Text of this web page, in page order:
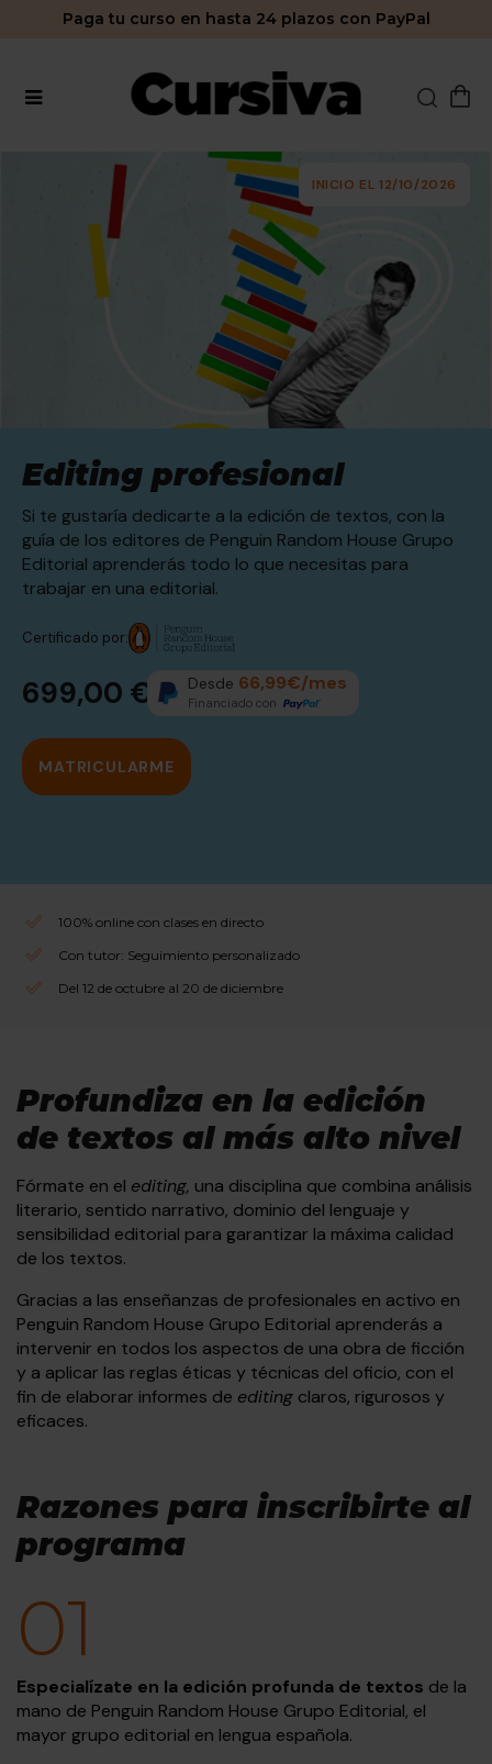
Paga tu curso en hasta 24 plazos con PayPal
INICIO EL 12/10/2026
Editing profesional
Si te gustaría dedicarte a la edición de textos, con la
guía de los editores de Penguin Random House Grupo
Editorial aprenderás todo lo que necesitas para
trabajar en una editorial.
Certificado por:
699,00 € Desde 66,99€/mes
Financiado con
MATRICULARME
100% online con clases en directo
Con tutor: Seguimiento personalizado
Del 12 de octubre al 20 de diciembre
Profundiza en la edición
de textos al más alto nivel
Fórmate en el editing, una disciplina que combina análisis
literario, sentido narrativo, dominio del lenguaje y
sensibilidad editorial para garantizar la máxima calidad
de los textos.
Gracias a las enseñanzas de profesionales en activo en
Penguin Random House Grupo Editorial aprenderás a
intervenir en todos los aspectos de una obra de ficción
y a aplicar las reglas éticas y técnicas del oficio, con el
fin de elaborar informes de editing claros, rigurosos y
eficaces.
Razones para inscribirte al
programa
01
Especialízate en la edición profunda de textos de la
mano de Penguin Random House Grupo Editorial, el
mayor grupo editorial en lengua española.